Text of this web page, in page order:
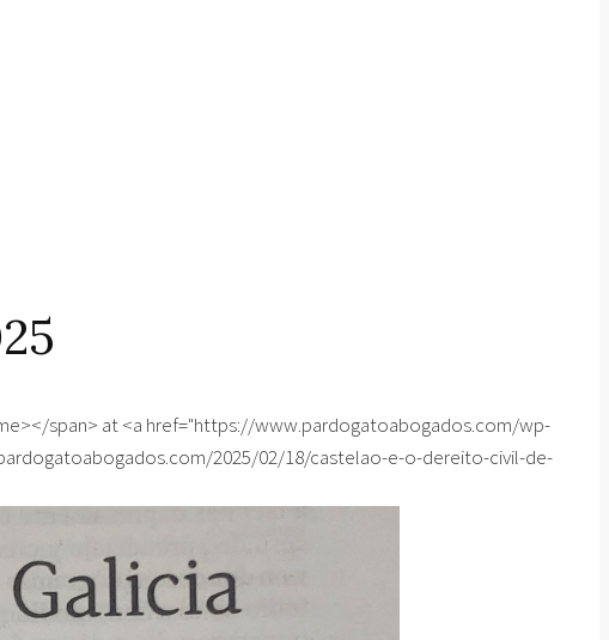
span> at <a href="https://www.pardogatoabogados.com/wp-
2025/02/18/castelao-e-o-dereito-civil-de-